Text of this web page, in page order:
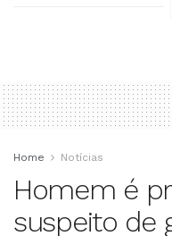
Home Notícias
Homem é
suspeito de